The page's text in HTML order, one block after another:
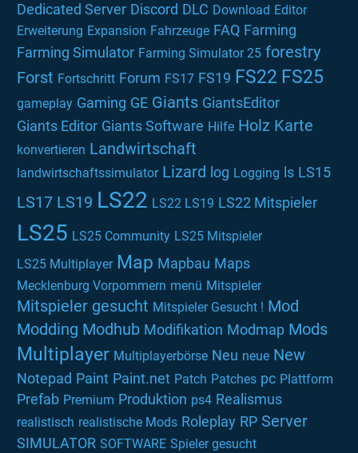
Dedicated Server Discord DLC Download Editor
Erweiterung Expansion Fahrzeuge FAQ Farming
Farming Simulator Farming Simulator 25 forestry
Forst Fortschritt Forum FS17 FS19 FS22 FS25
gameplay Gaming GE Giants GiantsEditor
Giants Editor Giants Software Hilfe Holz Karte
konvertieren Landwirtschaft
landwirtschaftssimulator Lizard log Logging ls LS15
LS17 LS19 LS22 LS22 LS19 LS22 Mitspieler
LS25 LS25 Community LS25 Mitspieler
LS25 Multiplayer Map Mapbau Maps
Mecklenburg Vorpommern menü Mitspieler
Mitspieler gesucht Mitspieler Gesucht ! Mod
Modding Modhub Modifikation Modmap Mods
Multiplayer Multiplayerbörse Neu neue New
Notepad Paint Paint.net Patch Patches pc Plattform
Prefab Premium Produktion ps4 Realismus
realistisch realistische Mods Roleplay RP Server
SIMULATOR SOFTWARE Spieler gesucht